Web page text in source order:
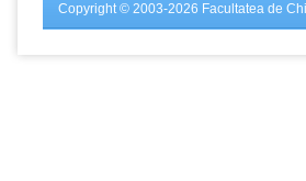
Copyright © 2003-2026 Facultatea de